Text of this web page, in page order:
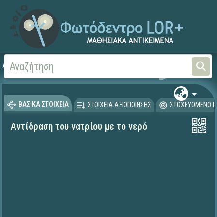
Αρχική ΦΟΡΕΙΣ ΚΑΙ ΠΑΝΕΠΙΣΤΗΜΙΑ Έργα ΠΙ (1996-2008)
ΒΑΣΙΚΑ ΣΤΟΙΧΕΙΑ ΣΤΟΙΧΕΙΑ ΑΞΙΟΠΟΙΗΣΗΣ ΣΤΟΧΕΥΟΜΕΝΟ
Αντίδραση του νατρίου με το νερό